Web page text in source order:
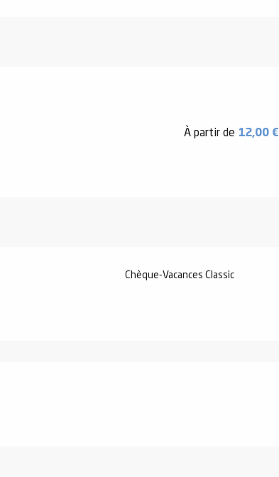
À partir de 12,00 €
Chèque-Vacances Classic